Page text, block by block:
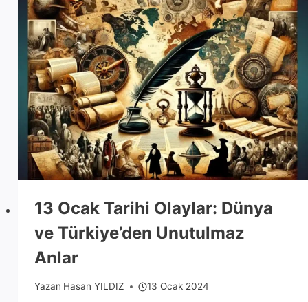
13 Ocak Tarihi Olaylar: Dünya
ve Türkiye’den Unutulmaz
Anlar
Yazan Hasan YILDIZ 13 Ocak 2024